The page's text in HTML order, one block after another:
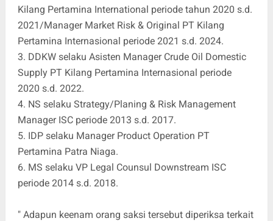
Kilang Pertamina International periode tahun 2020 s.d.
2021/Manager Market Risk & Original PT Kilang
Pertamina Internasional periode 2021 s.d. 2024.
3. DDKW selaku Asisten Manager Crude Oil Domestic
Supply PT Kilang Pertamina Internasional periode
2020 s.d. 2022.
4. NS selaku Strategy/Planing & Risk Management
Manager ISC periode 2013 s.d. 2017.
5. IDP selaku Manager Product Operation PT
Pertamina Patra Niaga.
6. MS selaku VP Legal Counsul Downstream ISC
periode 2014 s.d. 2018.
" Adapun keenam orang saksi tersebut diperiksa terkait